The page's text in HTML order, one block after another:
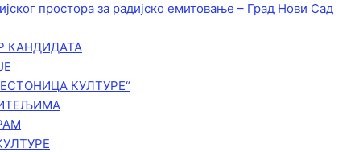
простора за радијско емитовање – Град Нови Сад
КАНДИДАТА
КУЛТУРЕ“